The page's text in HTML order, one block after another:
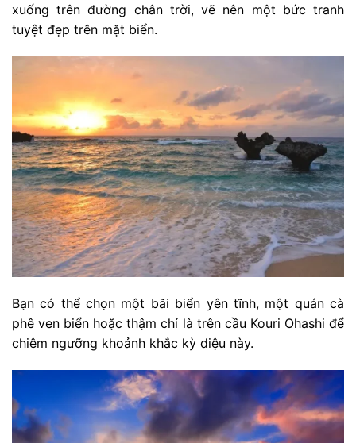
xuống trên đường chân trời, vẽ nên một bức tranh
tuyệt đẹp trên mặt biển.
Bạn có thể chọn một bãi biển yên tĩnh, một quán cà
phê ven biển hoặc thậm chí là trên cầu Kouri Ohashi để
chiêm ngưỡng khoảnh khắc kỳ diệu này.